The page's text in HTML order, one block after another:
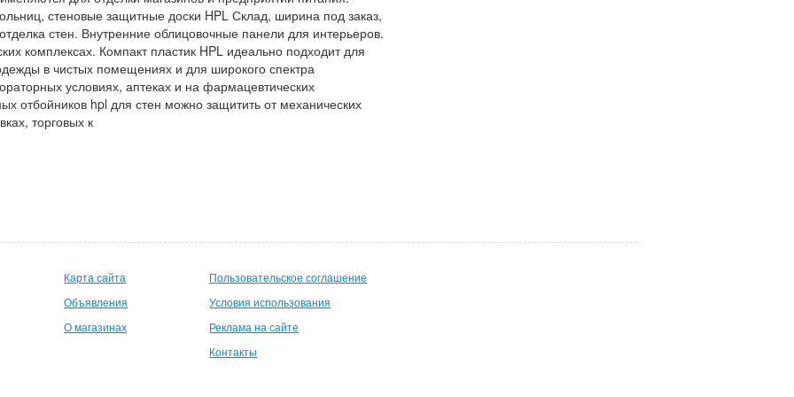
стеновые защитные доски HPL Склад, ширина под заказ,
стен. Внутренние облицовочные панели для интерьеров.
комплексах. Компакт пластик HPL идеально подходит для
в чистых помещениях и для широкого спектра
условиях, аптеках и на фармацевтических
отбойников hpl для стен можно защитить от механических
торговых к
Карта сайта
Объявления
О магазинах
Пользовательское соглашение
Условия использования
Реклама на сайте
Контакты